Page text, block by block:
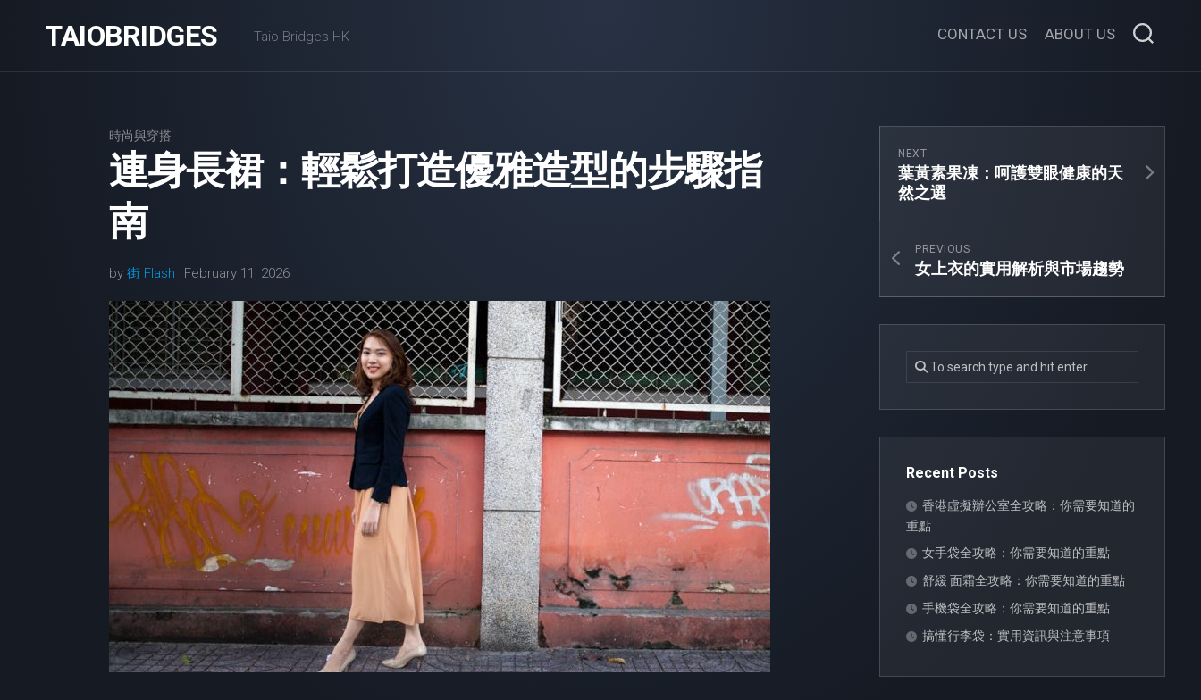
TAIOBRIDGES Taio Bridges HK CONTACT US ABOUT US
時尚與穿搭
連身長裙：輕鬆打造優雅造型的步驟指
南
by 街 Flash February 11, 2026
NEXT
葉黃素果凍：呵護雙眼健康的天
然之選
PREVIOUS
女上衣的實用解析與市場趨勢
Recent Posts
香港虛擬辦公室全攻略：你需要知道的
重點
女手袋全攻略：你需要知道的重點
舒緩 面霜全攻略：你需要知道的重點
手機袋全攻略：你需要知道的重點
搞懂行李袋：實用資訊與注意事項